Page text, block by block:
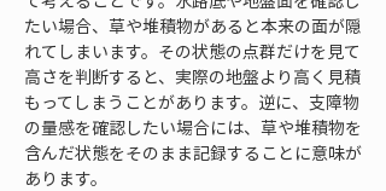
たい場合、草や堆積物があると本来の面が隠
れてしまいます。その状態の点群だけを見て
高さを判断すると、実際の地盤より高く見積
もってしまうことがあります。逆に、支障物
の量感を確認したい場合には、草や堆積物を
含んだ状態をそのまま記録することに意味が
あります。